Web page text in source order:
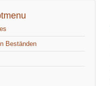
Beständen